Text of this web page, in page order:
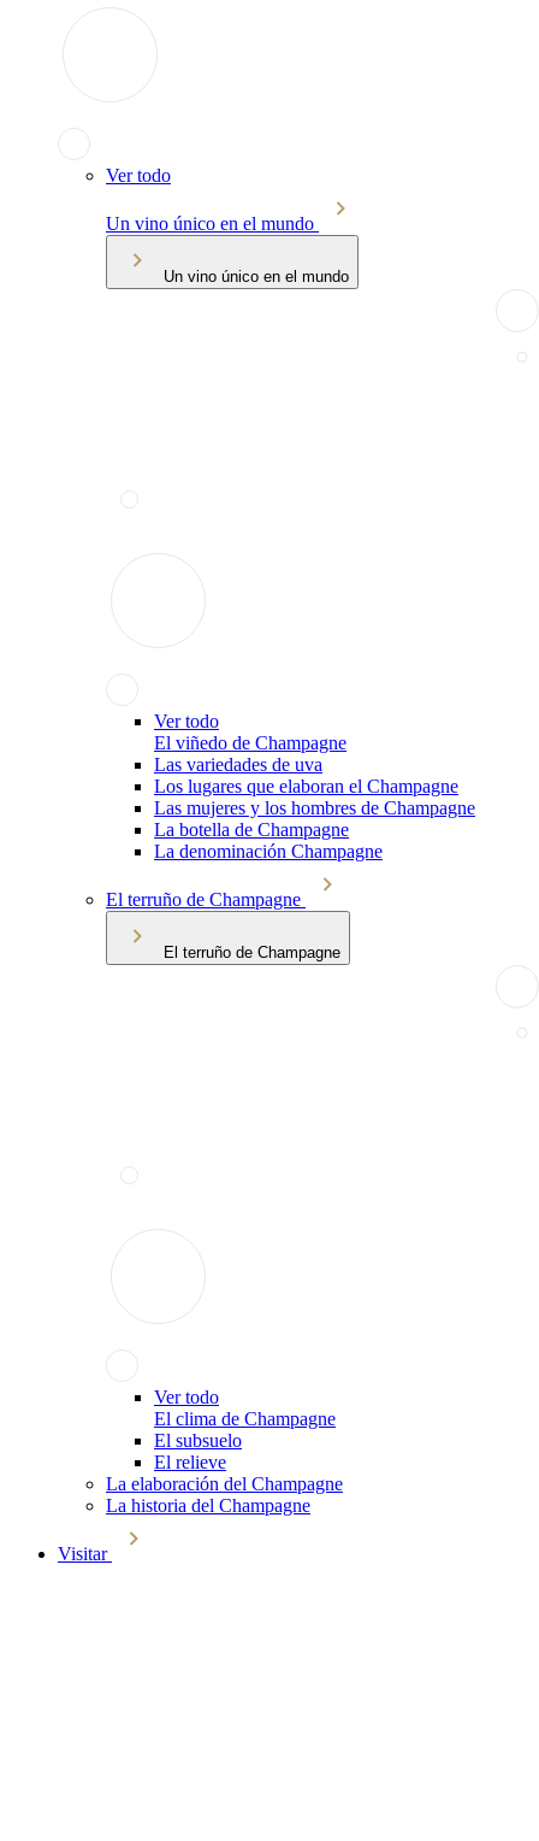
Ver todo
Un vino único en el mundo
Un vino único en el mundo
Ver todo
El viñedo de Champagne
Las variedades de uva
Los lugares que elaboran el Champagne
Las mujeres y los hombres de Champagne
La botella de Champagne
La denominación Champagne
El terruño de Champagne
El terruño de Champagne
Ver todo
El clima de Champagne
El subsuelo
El relieve
La elaboración del Champagne
La historia del Champagne
Visitar